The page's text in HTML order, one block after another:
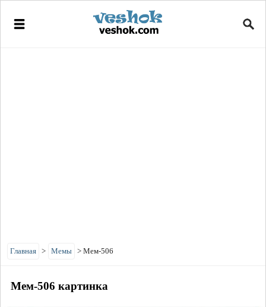
Главная > Мемы > Мем-506
Мем-506 картинка